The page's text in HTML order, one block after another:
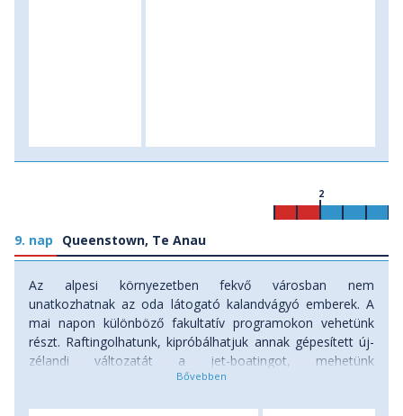
9. nap Queenstown, Te Anau
2
Az alpesi környezetben fekvő városban nem
unatkozhatnak az oda látogató kalandvágyó emberek. A
mai napon különböző fakultatív programokon vehetünk
részt. Raftingolhatunk, kipróbálhatjuk annak gépesített új-
zélandi változatát a jet-boatingot, mehetünk
kanyoningolni, de aki a levegőbe vágyik, több ezer méterről